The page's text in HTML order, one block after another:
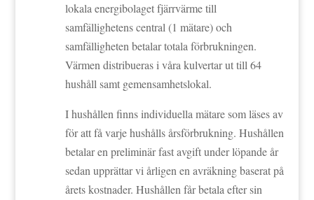
lokala energibolaget fjärrvärme till
samfällighetens central (1 mätare) och
samfälligheten betalar totala förbrukningen.
Värmen distribueras i våra kulvertar ut till 64
hushåll samt gemensamhetslokal.
I hushållen finns individuella mätare som läses av
för att få varje hushålls årsförbrukning. Hushållen
betalar en preliminär fast avgift under löpande år
sedan upprättar vi årligen en avräkning baserat på
årets kostnader. Hushållen får betala efter sin